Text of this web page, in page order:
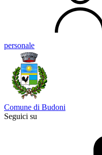
personale
Comune di Budoni
Seguici su